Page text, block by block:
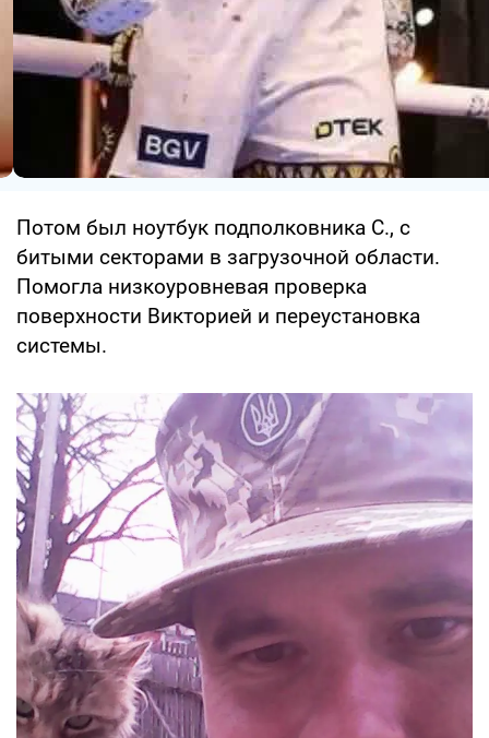
Потом был ноутбук подполковника С., с
битыми секторами в загрузочной области.
Помогла низкоуровневая проверка
поверхности Викторией и переустановка
системы.